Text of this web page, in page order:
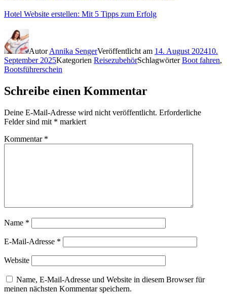
Hotel Website erstellen: Mit 5 Tipps zum Erfolg
AutorAnnika SengerVeröffentlicht am 14. August 202410.
September 2025Kategorien ReisezubehörSchlagwörterBoot fahren,
Bootsführerschein
Schreibe einen Kommentar
Deine E-Mail-Adresse wird nicht veröffentlicht. Erforderliche
Felder sind mit * markiert
Kommentar *
Name *
E-Mail-Adresse *
Website
Name, E-Mail-Adresse und Website in diesem Browser für
meinen nächsten Kommentar speichern.